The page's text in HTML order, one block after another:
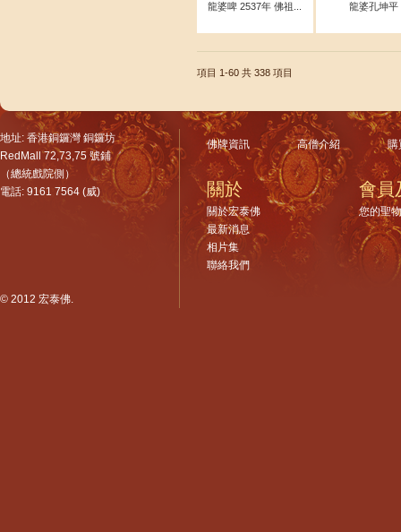
龍婆啤 2537年 佛祖... 龍婆孔坤平
項目 1-60 共 338 項目
地址: 香港銅鑼灣 銅鑼坊
RedMall 72,73,75 號鋪
（總統戲院側）
電話: 9161 7564 (威)
© 2012 宏泰佛.
佛牌資訊 高僧介紹 購
關於
關於宏泰佛
最新消息
相片集
聯絡我們
會員
您的聖